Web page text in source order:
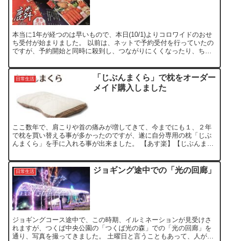
本当に1年が経つのは早いもので、本日(10/1)よりコロワイドのおせ
ち受付が始まりました。 以前は、ネットで予約受付を行っていたの
ですが、予約開始と同時に殺到し、つながりにくくなったり、ちょ
日常生活
「じぶんまくら」で枕をオーダー
メイド購入しました
ここ数年で、肩こりや首の痛みが増してきて、今までにも１、２年
で枕を買い替える事が多かったのですが、遂に自分専用の枕「じぶ
んまくら」を手に入れる事が出来ました。 【あす楽】【じぶんまく
日常生活 ジョギング途中での「光の回廊」
ジョギングコース途中で、この時期、イルミネーションが見受けさ
れますが、つくば中央公園の「つくば光の森」での「光の回廊」を
通り、写真を撮ってきました。 土曜日と言うこともあって、人がた